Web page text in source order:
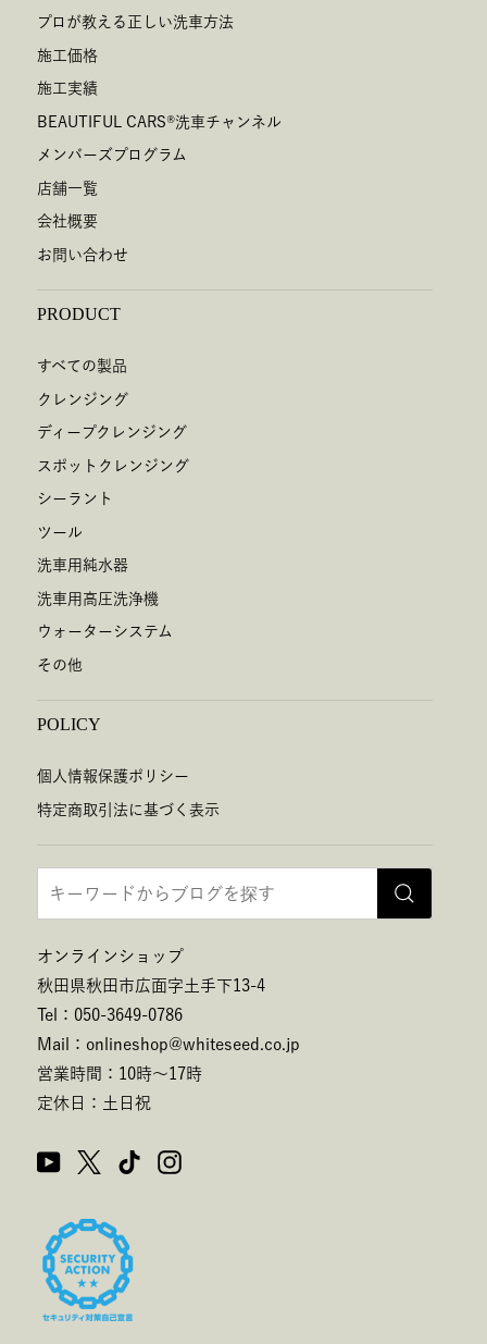
プロが教える正しい洗車方法
施工価格
施工実績
BEAUTIFUL CARS®洗車チャンネル
メンバーズプログラム
店舗一覧
会社概要
お問い合わせ
PRODUCT
すべての製品
クレンジング
ディープクレンジング
スポットクレンジング
シーラント
ツール
洗車用純水器
洗車用高圧洗浄機
ウォーターシステム
その他
POLICY
個人情報保護ポリシー
特定商取引法に基づく表示
オンラインショップ
秋田県秋田市広面字土手下13-4
Tel：050-3649-0786
Mail：onlineshop@whiteseed.co.jp
営業時間：10時～17時
定休日：土日祝